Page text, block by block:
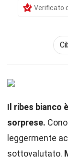
Verificato
Il ribes bianco
sorprese.
leggermente
sottovalutato.